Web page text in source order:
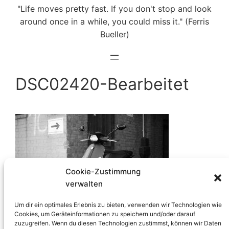
Cookie-Zustimmung
verwalten
Um dir ein optimales Erlebnis zu bieten, verwenden wir Technologien wie
Cookies, um Geräteinformationen zu speichern und/oder darauf
zuzugreifen. Wenn du diesen Technologien zustimmst, können wir Daten
"Life moves pretty fast. If you don't stop and look
around once in a while, you could miss it." (Ferris
Bueller)
DSC02420-Bearbeitet